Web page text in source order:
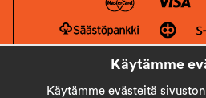
Käytämme
Käytämme evästeitä